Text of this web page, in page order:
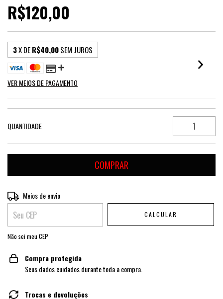
R$120,00
3X DER$40,00SEM JUROS
VER MEIOS DE PAGAMENTO
QUANTIDADE
Entregas para o CEP:
Meios de envio
CALCULAR
Não sei meu CEP
Compra protegida
Seus dados cuidados durante toda a compra.
Trocas e devoluções